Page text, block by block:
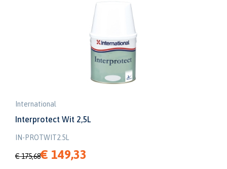
International
Interprotect Wit 2,5L
IN-PROTWIT2.5L
€ 175,68€ 149,33